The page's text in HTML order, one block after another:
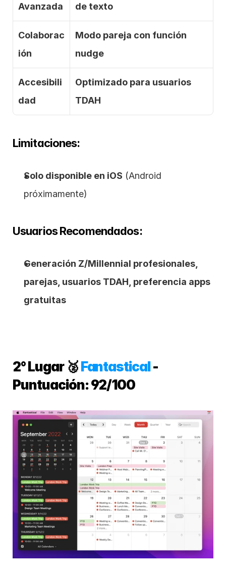
Avanzada
de texto
Colaborac
ión
Modo pareja con función
nudge
Accesibili
dad
Optimizado para usuarios
TDAH
Limitaciones:
Solo disponible en iOS (Android
próximamente)
Usuarios Recomendados:
Generación Z/Millennial profesionales,
parejas, usuarios TDAH, preferencia apps
gratuitas
2° Lugar 🥈 Fantastical -
Puntuación: 92/100